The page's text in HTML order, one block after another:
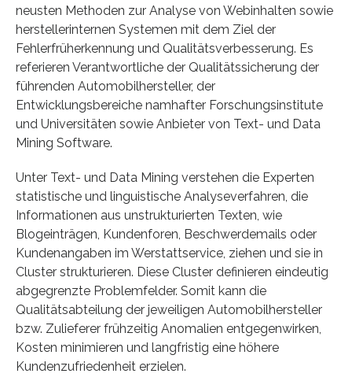
neusten Methoden zur Analyse von Webinhalten sowie
herstellerinternen Systemen mit dem Ziel der
Fehlerfrüherkennung und Qualitätsverbesserung. Es
referieren Verantwortliche der Qualitätssicherung der
führenden Automobilhersteller, der
Entwicklungsbereiche namhafter Forschungsinstitute
und Universitäten sowie Anbieter von Text- und Data
Mining Software.
Unter Text- und Data Mining verstehen die Experten
statistische und linguistische Analyseverfahren, die
Informationen aus unstrukturierten Texten, wie
Blogeinträgen, Kundenforen, Beschwerdemails oder
Kundenangaben im Werstattservice, ziehen und sie in
Cluster strukturieren. Diese Cluster definieren eindeutig
abgegrenzte Problemfelder. Somit kann die
Qualitätsabteilung der jeweiligen Automobilhersteller
bzw. Zulieferer frühzeitig Anomalien entgegenwirken,
Kosten minimieren und langfristig eine höhere
Kundenzufriedenheit erzielen.